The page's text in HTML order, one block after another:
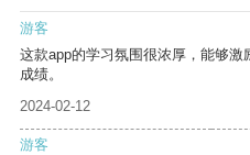
游客
这款app的学习氛围很浓厚，能够
成绩。
2024-02-12
游客